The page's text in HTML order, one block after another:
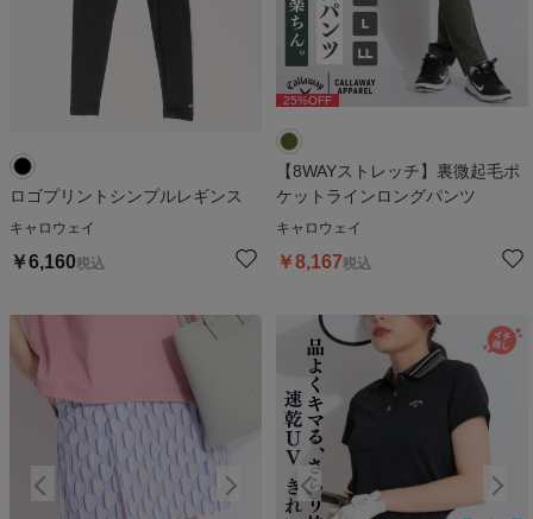
ロゴプリントシンプルレギンス
キャロウェイ
￥6,160税込
25%OFF
【8WAYストレッチ】裏微起毛ポ
ケットラインロングパンツ
キャロウェイ
￥8,167税込